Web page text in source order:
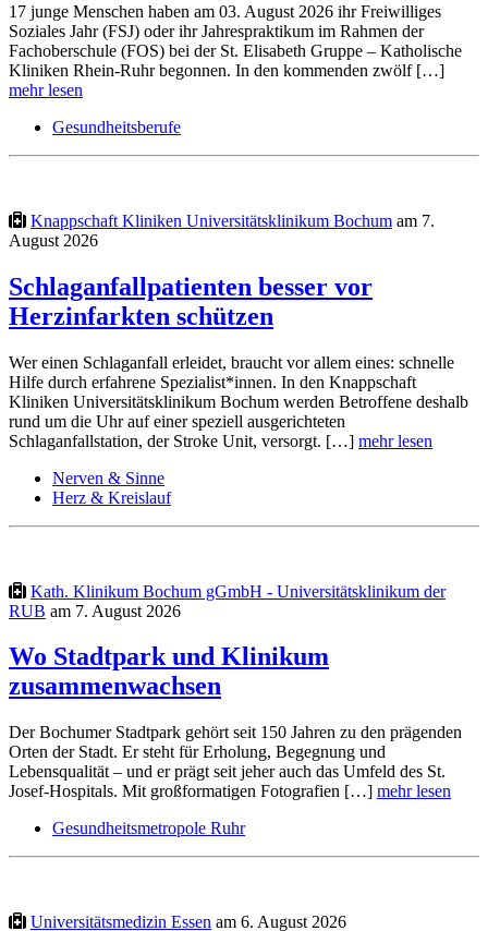
17 junge Menschen haben am 03. August 2026 ihr Freiwilliges
Soziales Jahr (FSJ) oder ihr Jahrespraktikum im Rahmen der
Fachoberschule (FOS) bei der St. Elisabeth Gruppe – Katholische
Kliniken Rhein-Ruhr begonnen. In den kommenden zwölf […]
mehr lesen
Gesundheitsberufe
Knappschaft Kliniken Universitätsklinikum Bochum am 7.
August 2026
Schlaganfallpatienten besser vor
Herzinfarkten schützen
Wer einen Schlaganfall erleidet, braucht vor allem eines: schnelle
Hilfe durch erfahrene Spezialist*innen. In den Knappschaft
Kliniken Universitätsklinikum Bochum werden Betroffene deshalb
rund um die Uhr auf einer speziell ausgerichteten
Schlaganfallstation, der Stroke Unit, versorgt. […] mehr lesen
Nerven & Sinne
Herz & Kreislauf
Kath. Klinikum Bochum gGmbH - Universitätsklinikum der
RUB am 7. August 2026
Wo Stadtpark und Klinikum
zusammenwachsen
Der Bochumer Stadtpark gehört seit 150 Jahren zu den prägenden
Orten der Stadt. Er steht für Erholung, Begegnung und
Lebensqualität – und er prägt seit jeher auch das Umfeld des St.
Josef-Hospitals. Mit großformatigen Fotografien […] mehr lesen
Gesundheitsmetropole Ruhr
Universitätsmedizin Essen am 6. August 2026